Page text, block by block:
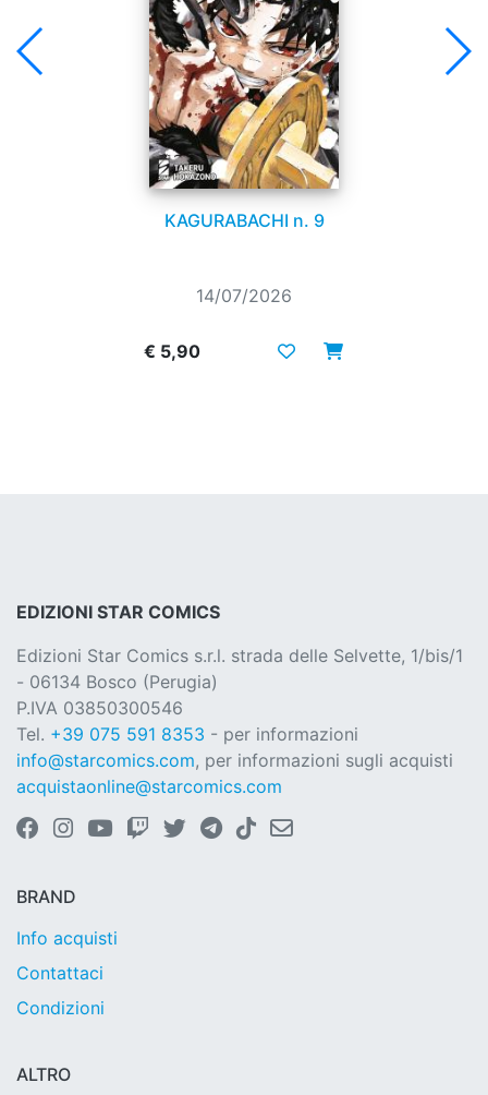
KAGURABACHI n. 9
14/07/2026
€ 5,90
EDIZIONI STAR COMICS
Edizioni Star Comics s.r.l. strada delle Selvette, 1/bis/1
- 06134 Bosco (Perugia)
P.IVA 03850300546
Tel. +39 075 591 8353 - per informazioni
info@starcomics.com, per informazioni sugli acquisti
acquistaonline@starcomics.com
BRAND
Info acquisti
Contattaci
Condizioni
ALTRO